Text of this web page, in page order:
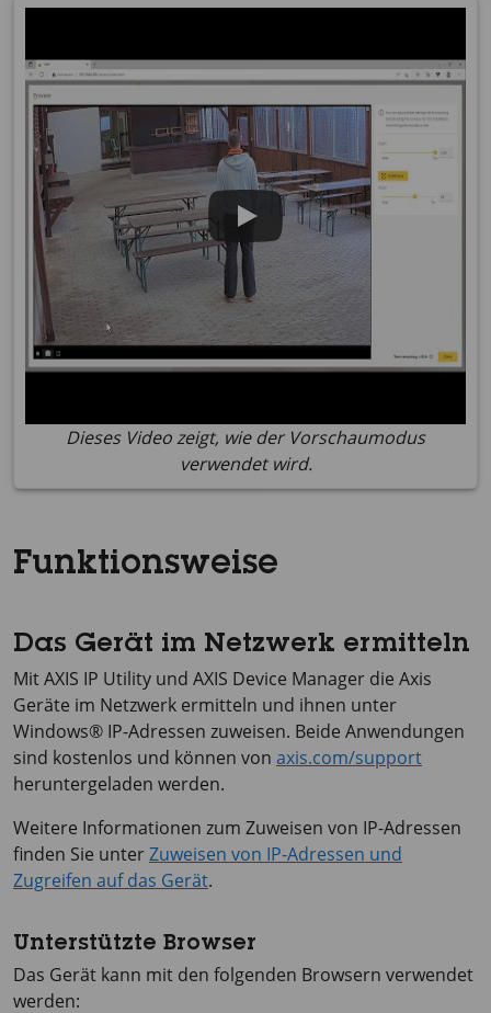
Dieses Video zeigt, wie der Vorschaumodus
verwendet wird.
Funktionsweise
Das Gerät im Netzwerk ermitteln
MitAXIS IP Utility und AXIS Device Manager die Axis
Geräte im Netzwerk ermitteln und ihnen unter
Windows® IP-Adressen zuweisen. Beide Anwendungen
sind kostenlos und können von axis.com/support
heruntergeladen werden.
Weitere Informationen zum Zuweisen von IP-Adressen
finden Sie unterZuweisen von IP-Adressen und
Zugreifen auf das Gerät.
Unterstützte Browser
Das Gerät kann mit den folgenden Browsern verwendet
werden: